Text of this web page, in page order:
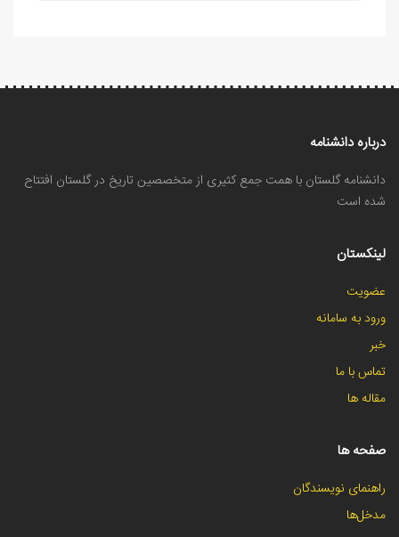
درباره دانشنامه
دانشنامه گلستان با همت جمع کثیری از متخصصین تاریخ در گلستان افتتاح
شده است
لینکستان
عضویت
ورود به سامانه
خبر
تماس با ما
مقاله ها
صفحه ها
راهنمای نویسندگان
مدخل‌ها